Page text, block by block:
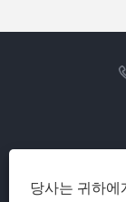
당사는 귀하에